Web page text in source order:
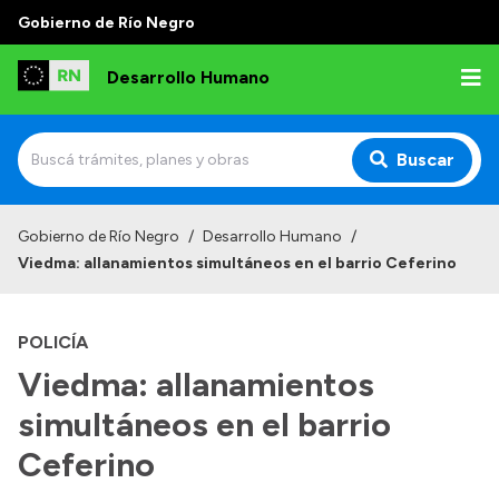
Gobierno de Río Negro
Desarrollo Humano
Buscar
Misión
Delegaciones
Normativa
Gobierno de Río Negro / Desarrollo Humano /
Viedma: allanamientos simultáneos en el barrio Ceferino
POLICÍA
Viedma: allanamientos
simultáneos en el barrio
Ceferino